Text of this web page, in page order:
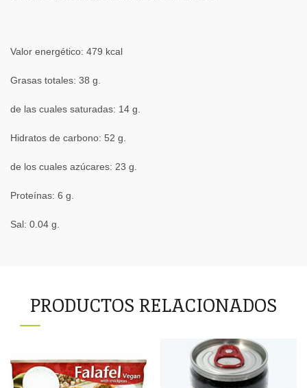
Valor energético: 479 kcal
Grasas totales: 38 g.
de las cuales saturadas: 14 g.
Hidratos de carbono: 52 g.
de los cuales azúcares: 23 g.
Proteínas: 6 g.
Sal: 0.04 g.
PRODUCTOS RELACIONADOS